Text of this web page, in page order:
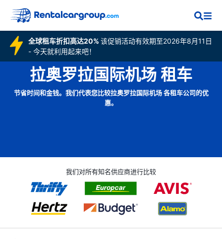
全球租车折扣高达20% 该促销活动有效期至2026年8月11日
- 今天就利用起来吧！
拉奥罗拉国际机场 租车
节省时间和金钱。我们代表您比较拉奥罗拉国际机场 各租车公司的优
惠。
我们对所有知名供应商进行比较